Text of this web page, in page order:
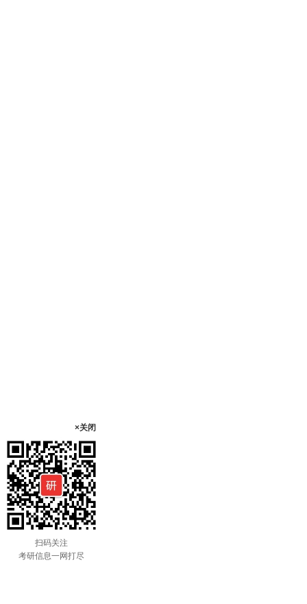
×关闭
扫码关注
考研信息一网打尽